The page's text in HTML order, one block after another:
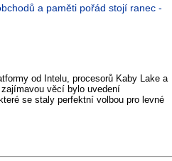
a paměti pořád stojí ranec -
od Intelu, procesorů Kaby Lake a
věcí bylo uvedení
se staly perfektní volbou pro levné